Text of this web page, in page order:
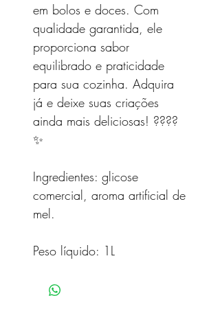
em bolos e doces. Com
qualidade garantida, ele
proporciona sabor
equilibrado e praticidade
para sua cozinha. Adquira
já e deixe suas criações
ainda mais deliciosas! ????
✨
Ingredientes: glicose
comercial, aroma artificial de
mel.
Peso líquido: 1L